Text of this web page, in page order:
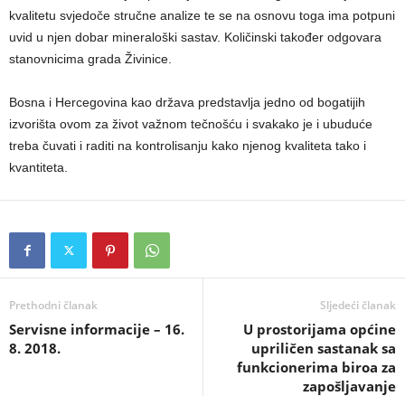
kvalitetu svjedoče stručne analize te se na osnovu toga ima potpuni
uvid u njen dobar mineraloški sastav. Količinski također odgovara
stanovnicima grada Živinice.
Bosna i Hercegovina kao država predstavlja jedno od bogatijih
izvorišta ovom za život važnom tečnošću i svakako je i ubuduće
treba čuvati i raditi na kontrolisanju kako njenog kvaliteta tako i
kvantiteta.
Prethodni članak
Servisne informacije – 16.
8. 2018.
Sljedeći članak
U prostorijama općine
upriličen sastanak sa
funkcionerima biroa za
zapošljavanje